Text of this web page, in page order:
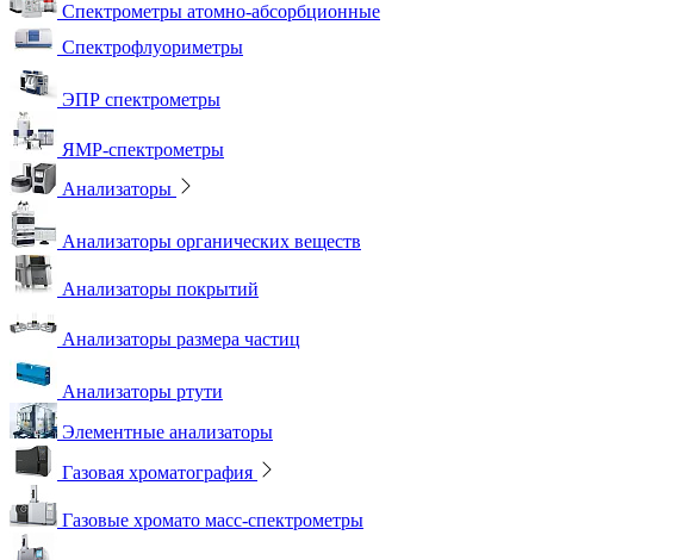
Спектрометры атомно-абсорбционные
Спектрофлуориметры
ЭПР спектрометры
ЯМР-спектрометры
Анализаторы
Анализаторы органических веществ
Анализаторы покрытий
Анализаторы размера частиц
Анализаторы ртути
Элементные анализаторы
Газовая хроматография
Газовые хромато масс-спектрометры